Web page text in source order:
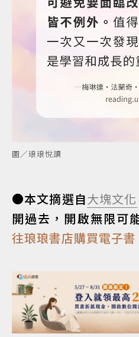
圖／琅琅悅讀
●本文摘選自大塊文化
開過去，開啟無限可
往琅琅書店購買電子書